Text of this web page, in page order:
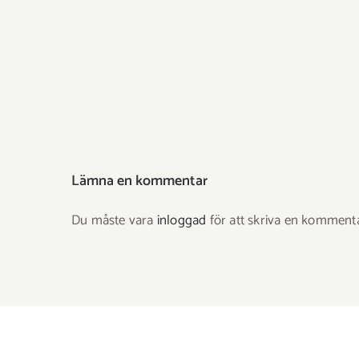
Lämna en kommentar
Du måste vara inloggad för att skriva en